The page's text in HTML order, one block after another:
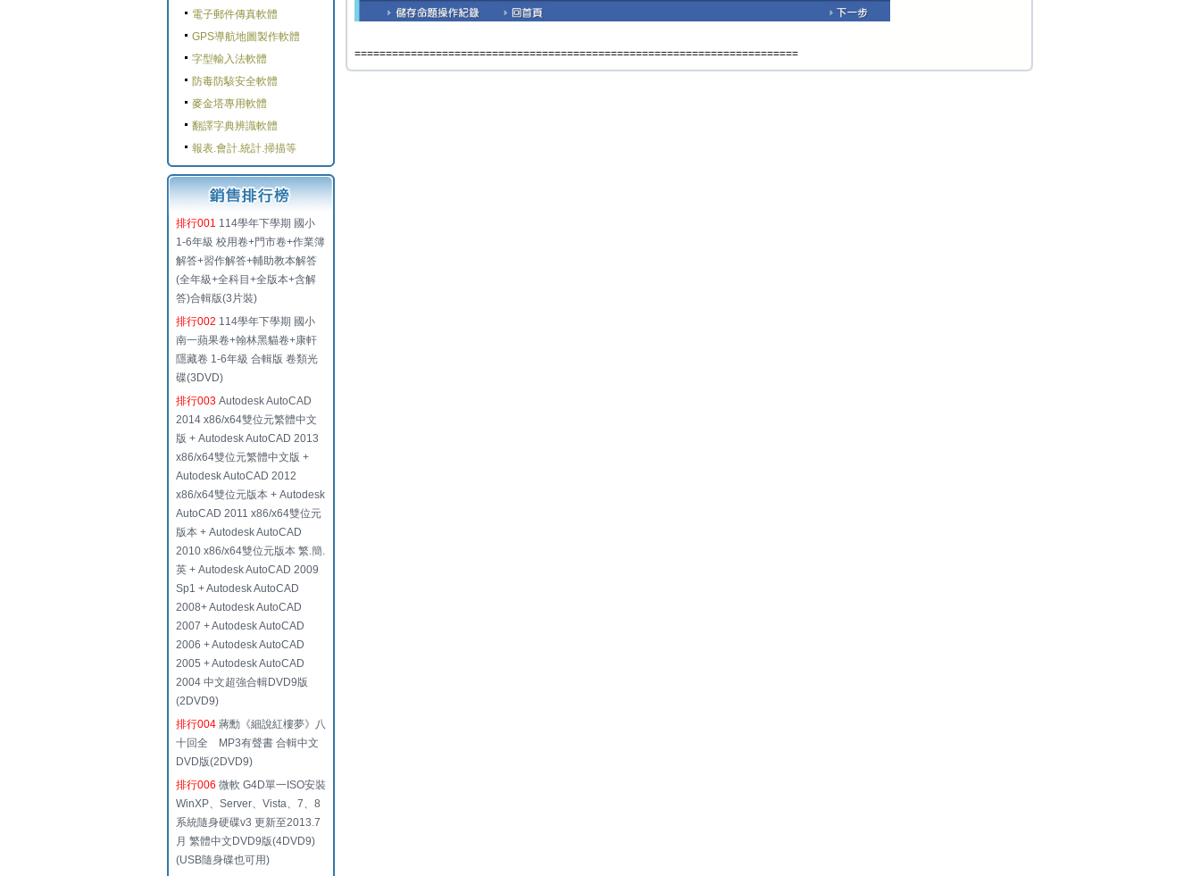
電子郵件傳真軟體
GPS導航地圖製作軟體
字型輸入法軟體
防毒防駭安全軟體
麥金塔專用軟體
翻譯字典辨識軟體
報表.會計.統計.掃描等
排行001 114學年下學期 國小
1-6年級 校用卷+門市卷+作業簿
解答+習作解答+輔助教本解答
(全年級+全科目+全版本+含解
答)合輯版(3片裝)
排行002 114學年下學期 國小
南一蘋果卷+翰林黑貓卷+康軒
隱藏卷 1-6年級 合輯版 卷類光
碟(3DVD)
排行003 Autodesk AutoCAD
2014 x86/x64雙位元繁體中文
版 + Autodesk AutoCAD 2013
x86/x64雙位元繁體中文版 +
Autodesk AutoCAD 2012
x86/x64雙位元版本 + Autodesk
AutoCAD 2011 x86/x64雙位元
版本 + Autodesk AutoCAD
2010 x86/x64雙位元版本 繁.簡.
英 + Autodesk AutoCAD 2009
Sp1 + Autodesk AutoCAD
2008+ Autodesk AutoCAD
2007 + Autodesk AutoCAD
2006 + Autodesk AutoCAD
2005 + Autodesk AutoCAD
2004 中文超強合輯DVD9版
(2DVD9)
排行004 蔣勳《細說紅樓夢》八
十回全 MP3有聲書 合輯中文
DVD版(2DVD9)
排行006 微軟 G4D單一ISO安裝
WinXP、Server、Vista、7、8
系統隨身硬碟v3 更新至2013.7
月 繁體中文DVD9版(4DVD9)
(USB隨身碟也可用)
=======================================================================